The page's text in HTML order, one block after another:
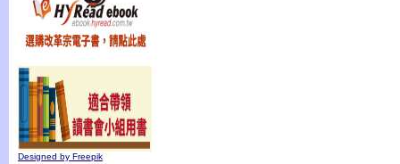
Designed by Freepik